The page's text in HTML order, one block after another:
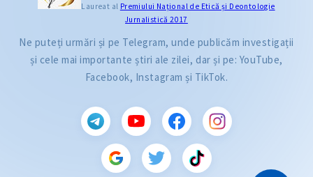
Laureat al Premiului Naţional de Etică și Deontologie
Jurnalistică 2017
Ne puteți urmări și pe Telegram, unde publicăm investigații
și cele mai importante știri ale zilei, dar și pe: YouTube,
Facebook, Instagram și TikTok.